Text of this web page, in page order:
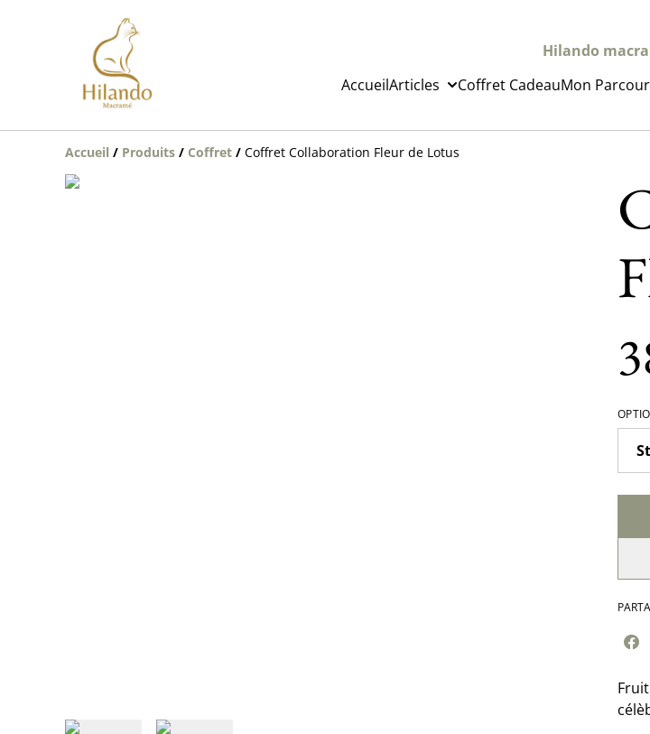
Hilando
AccueilArticles Coffret CadeauMon
Accueil / Produits / Coffret / Coffret Collaboration Fleur de Lotus